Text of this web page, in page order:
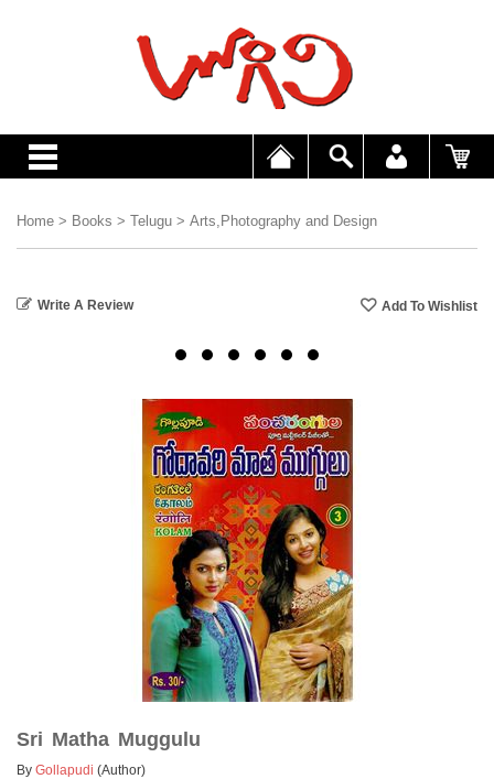
Home > Books > Telugu > Arts,Photography and Design
Write A Review
Sri Matha Muggulu
By Gollapudi (Author)